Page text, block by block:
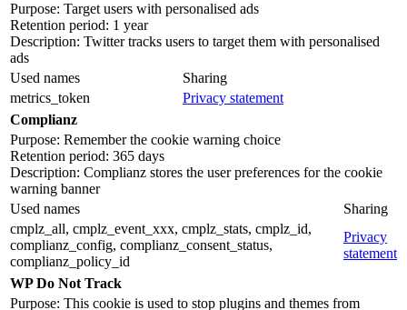
Purpose: Target users with personalised ads
Retention period: 1 year
Description: Twitter tracks users to target them with personalised
ads
Used names
Sharing
metrics_token
Privacy statement
Complianz
Purpose: Remember the cookie warning choice
Retention period: 365 days
Description: Complianz stores the user preferences for the cookie
warning banner
Used names
Sharing
cmplz_all, cmplz_event_xxx, cmplz_stats, cmplz_id,
complianz_config, complianz_consent_status,
complianz_policy_id
Privacy
statement
WP Do Not Track
Purpose: This cookie is used to stop plugins and themes from